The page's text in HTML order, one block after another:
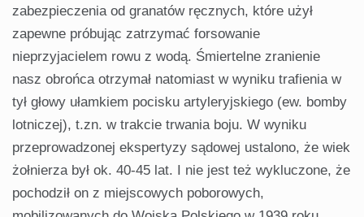
zabezpieczenia od granatów ręcznych, które użył
zapewne próbując zatrzymać forsowanie
nieprzyjacielem rowu z wodą. Śmiertelne zranienie
nasz obrońca otrzymał natomiast w wyniku trafienia w
tył głowy ułamkiem pocisku artyleryjskiego (ew. bomby
lotniczej), t.zn. w trakcie trwania boju. W wyniku
przeprowadzonej ekspertyzy sądowej ustalono, że wiek
żołnierza był ok. 40-45 lat. I nie jest też wykluczone, że
pochodził on z miejscowych poborowych,